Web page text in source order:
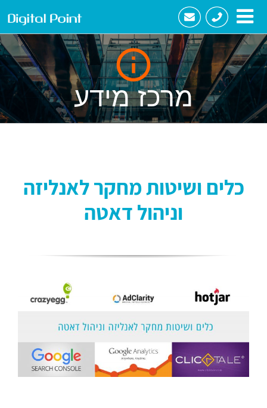
דלג
לתוכן
מרכז מידע
כלים ושיטות מחקר לאנליזה
וניהול דאטה